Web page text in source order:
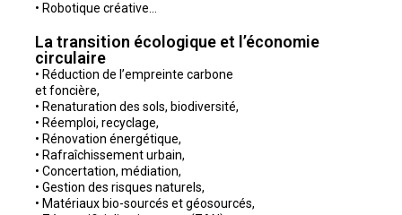
• Robotique créative…
La transition écologique et l’économie
circulaire
• Réduction de l’empreinte carbone
et foncière,
• Renaturation des sols, biodiversité,
• Réemploi, recyclage,
• Rénovation énergétique,
• Rafraîchissement urbain,
• Concertation, médiation,
• Gestion des risques naturels,
• Matériaux bio-sourcés et géosourcés,